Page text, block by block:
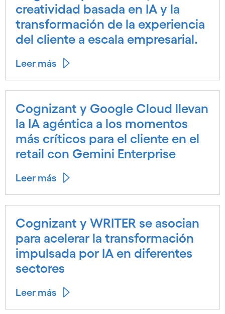
creatividad basada en IA y la
transformación de la experiencia
del cliente a escala empresarial.
Leer más
Cognizant y Google Cloud llevan
la IA agéntica a los momentos
más críticos para el cliente en el
retail con Gemini Enterprise
Leer más
Cognizant y WRITER se asocian
para acelerar la transformación
impulsada por IA en diferentes
sectores
Leer más